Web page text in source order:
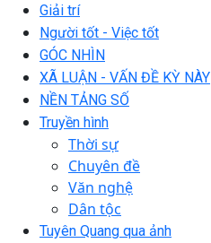
Giải trí
Người tốt - Việc tốt
GÓC NHÌN
XÃ LUẬN - VẤN ĐỀ KỲ NÀY
NỀN TẢNG SỐ
Truyền hình
Thời sự
Chuyên đề
Văn nghệ
Dân tộc
Tuyên Quang qua ảnh